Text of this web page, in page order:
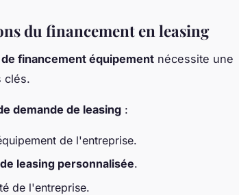
du financement en leasing
de financement équipement nécessite une
clés.
demande de leasing :
de l'entreprise.
leasing personnalisée.
de l'entreprise.